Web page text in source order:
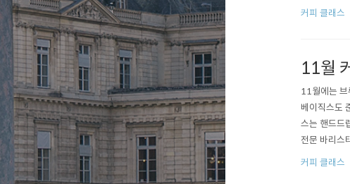
체계적으로
커피 클래스
11월
11월에는 브
베이직스도
스는 핸드드
전문 바리스
다. 강의 내
커피 클래스